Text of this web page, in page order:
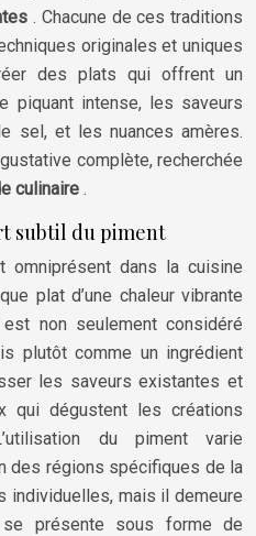
. Chacune de ces traditions
originales et uniques
des plats qui offrent un
piquant intense, les saveurs
sel, et les nuances amères.
complète, recherchée
culinaire .
subtil du piment
omniprésent dans la cuisine
plat d’une chaleur vibrante
non seulement considéré
plutôt comme un ingrédient
les saveurs existantes et
qui dégustent les créations
du piment varie
des régions spécifiques de la
individuelles, mais il demeure
se présente sous forme de